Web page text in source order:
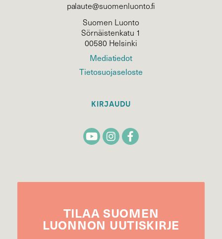
palaute@suomenluonto.fi
Suomen Luonto
Sörnäistenkatu 1
00580 Helsinki
Mediatiedot
Tietosuojaseloste
KIRJAUDU
TILAA SUOMEN
LUONNON UUTIS­KIRJE